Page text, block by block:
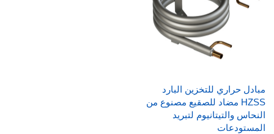
مبادل حراري للتخزين البارد
HZSS مضاد للصقيع مصنوع من
النحاس والتيتانيوم لتبريد
المستودعات